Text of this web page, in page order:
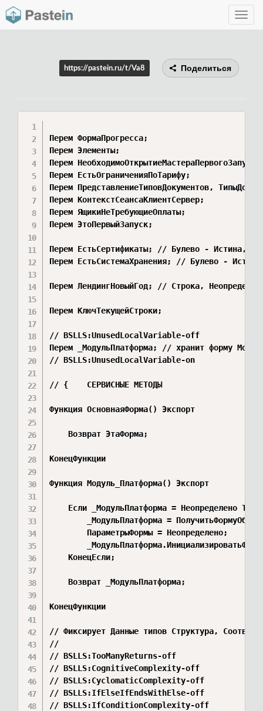
Toggle
https://pastein.ru/t/Va8 Поделиться